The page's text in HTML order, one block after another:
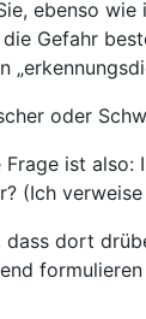
ebenso
Gefahr
oder
ist
(Ich
dort